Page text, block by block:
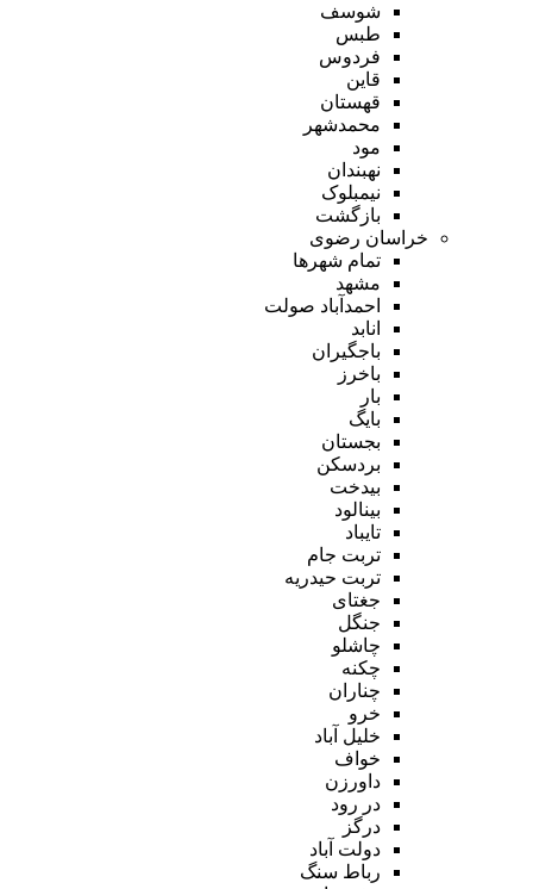
شوسف
طبس
فردوس
قاین
قهستان
محمدشهر
مود
نهبندان
نیمبلوک
بازگشت
خراسان رضوی
تمام شهر‌ها
مشهد
احمدآباد صولت
انابد
باجگیران
باخرز
بار
بایگ
بجستان
بردسکن
بیدخت
بینالود
تایباد
تربت جام
تربت حیدریه
جغتای
جنگل
چاشلو
چکنه
چناران
خرو
خلیل آباد
خواف
داورزن
در رود
درگز
دولت آباد
رباط سنگ